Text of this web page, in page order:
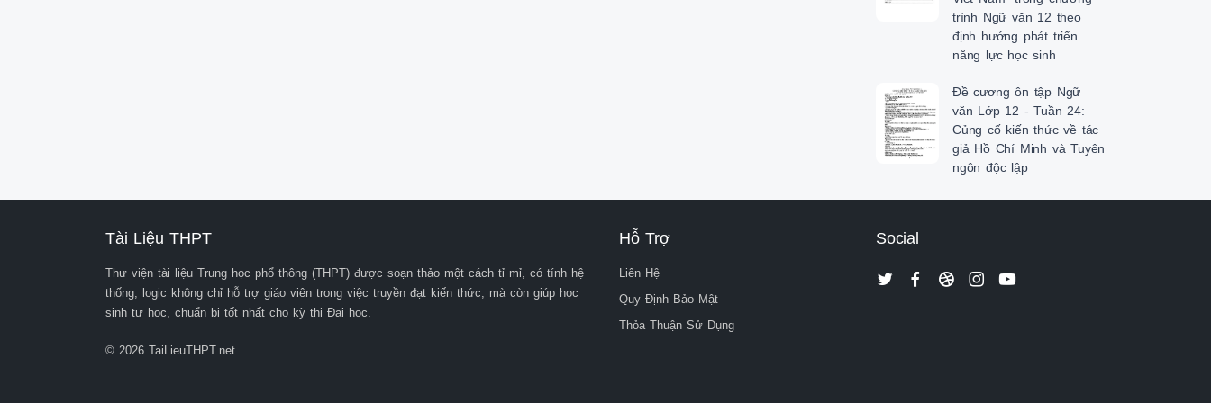
1 Theo tác giả, bí mật vĩnh cửu của mọi thành công trong cuộc 0,5
sống chính là sự tập trung.
2 Hiệu quả của phép điệp cấu trúc được sử dụng trong đoạn 1,0
trình Ngữ văn 12 theo
định hướng phát triển
năng lực học sinh
Đề cương ôn tập Ngữ
văn Lớp 12 - Tuần 24:
Củng cố kiến thức về tác
giả Hồ Chí Minh và Tuyên
ngôn độc lập
Tài Liệu THPT
Thư viện tài liệu Trung học phổ thông (THPT) được soạn thảo một cách tỉ mỉ, có tính hệ
thống, logic không chỉ hỗ trợ giáo viên trong việc truyền đạt kiến thức, mà còn giúp học
sinh tự học, chuẩn bị tốt nhất cho kỳ thi Đại học.
© 2026 TaiLieuTHPT.net
Hỗ Trợ
Liên Hệ
Quy Định Bảo Mật
Thỏa Thuận Sử Dụng
Social